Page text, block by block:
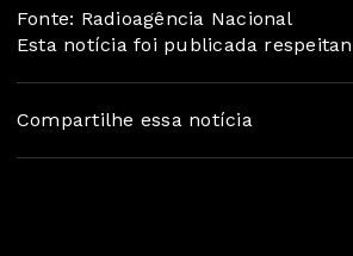
Fonte: Radioagência Nacional
Esta notícia foi publicada
Compartilhe essa notícia